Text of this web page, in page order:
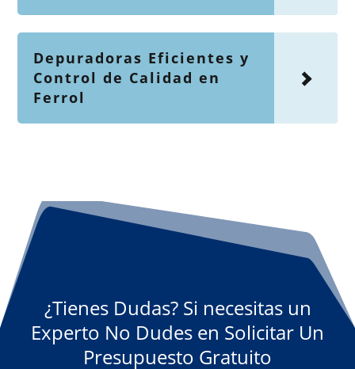
Depuradoras Eficientes y
Control de Calidad en
Ferrol
¿Tienes Dudas? Si necesitas un
Experto No Dudes en Solicitar Un
Presupuesto Gratuito